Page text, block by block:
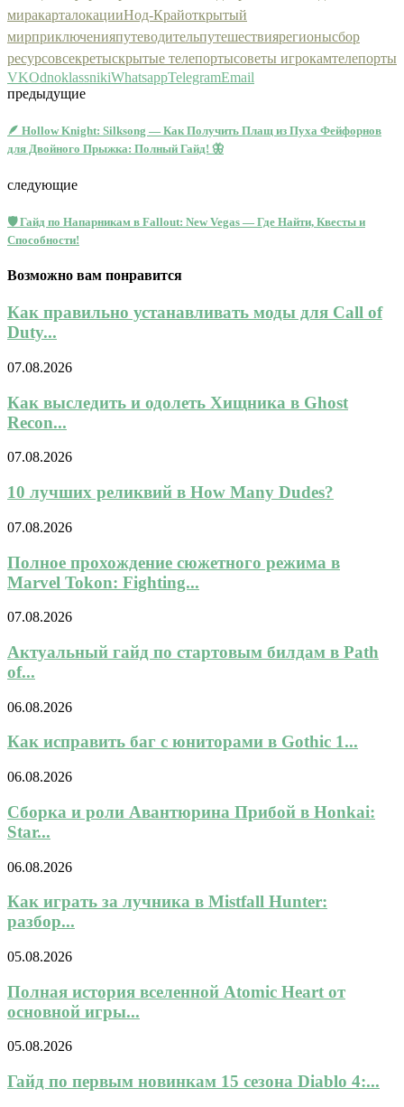
миракарталокацииНод-Крайоткрытый
мирприключенияпутеводительпутешествиярегионысбор
ресурсовсекретыскрытые телепортысоветы игрокамтелепорты
VKOdnoklassnikiWhatsappTelegramEmail
предыдущие
🪶 Hollow Knight: Silksong — Как Получить Плащ из Пуха Фейфорнов
для Двойного Прыжка: Полный Гайд! 🦋
следующие
🛡️ Гайд по Напарникам в Fallout: New Vegas — Где Найти, Квесты и
Способности!
Возможно вам понравится
Как правильно устанавливать моды для Call of
Duty...
07.08.2026
Как выследить и одолеть Хищника в Ghost
Recon...
07.08.2026
10 лучших реликвий в How Many Dudes?
07.08.2026
Полное прохождение сюжетного режима в
Marvel Tokon: Fighting...
07.08.2026
Актуальный гайд по стартовым билдам в Path
of...
06.08.2026
Как исправить баг с юниторами в Gothic 1...
06.08.2026
Сборка и роли Авантюрина Прибой в Honkai:
Star...
06.08.2026
Как играть за лучника в Mistfall Hunter:
разбор...
05.08.2026
Полная история вселенной Atomic Heart от
основной игры...
05.08.2026
Гайд по первым новинкам 15 сезона Diablo 4:...